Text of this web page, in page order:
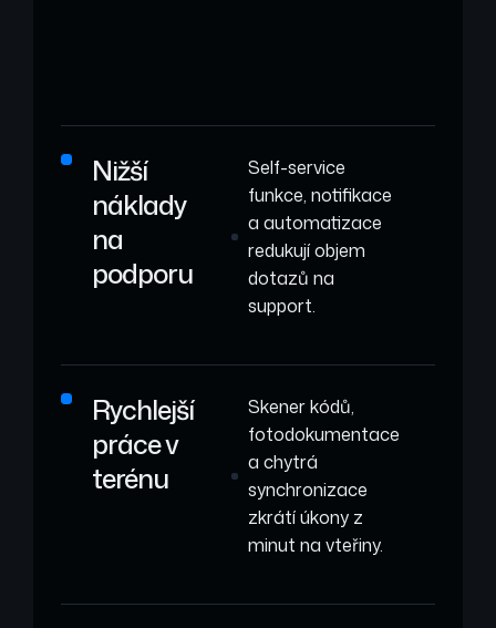
Nižší
náklady
na
podporu
Self-service
funkce, notifikace
a automatizace
redukují objem
dotazů na
support.
Rychlejší
práce v
terénu
Skener kódů,
fotodokumentace
a chytrá
synchronizace
zkrátí úkony z
minut na vteřiny.